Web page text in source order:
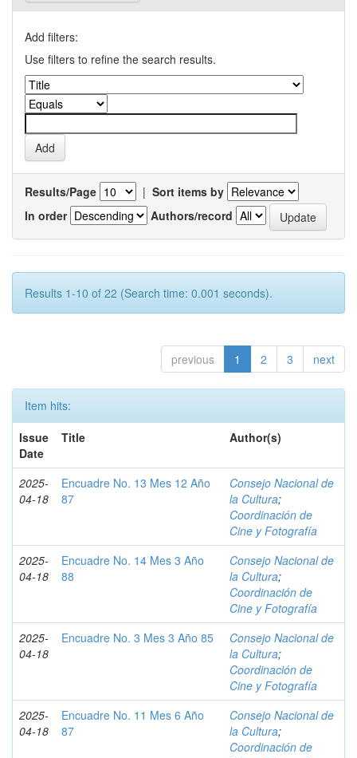
Add filters:
Use filters to refine the search results.
Results/Page | Sort items by
In order
Authors/record
Results 1-10 of 22 (Search time: 0.001 seconds).
previous 1 2 3 next
Item hits:
Issue
Date
Title Author(s)
2025-
04-18
Encuadre No. 13 Mes 12 Año
87
Consejo Nacional de
la Cultura;
Coordinación de
Cine y Fotografía
2025-
04-18
Encuadre No. 14 Mes 3 Año
88
Consejo Nacional de
la Cultura;
Coordinación de
Cine y Fotografía
2025-
04-18
Encuadre No. 3 Mes 3 Año 85
Consejo Nacional de
la Cultura;
Coordinación de
Cine y Fotografía
2025-
04-18
Encuadre No. 11 Mes 6 Año
87
Consejo Nacional de
la Cultura;
Coordinación de